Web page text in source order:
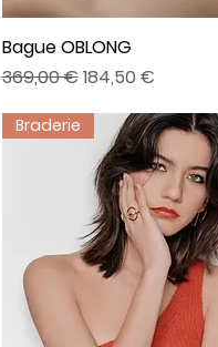
Aperçu rapide
Bague OBLONG
Prix original
369,00 €Prix promotionnel
184,50 €
Braderie